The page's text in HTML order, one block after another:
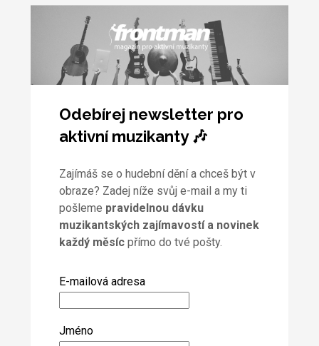
Odebírej newsletter pro
aktivní muzikanty 🎶
Zajímáš se o hudební dění a chceš být v
obraze? Zadej níže svůj e-mail a my ti
pošleme pravidelnou dávku
muzikantských zajímavostí a novinek
každý měsícpřímo do tvé pošty.
E-mailová adresa
Jméno